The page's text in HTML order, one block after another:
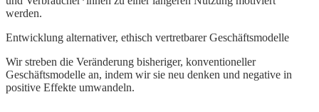
werden.
Entwicklung alternativer, ethisch vertretbarer Geschäftsmodelle
Wir streben die Veränderung bisheriger, konventioneller
Geschäftsmodelle an, indem wir sie neu denken und negative in
positive Effekte umwandeln.